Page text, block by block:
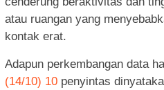
atau ruangan yang
kontak erat.
Adapun perkembangan data
(14/10) 10 penyintas